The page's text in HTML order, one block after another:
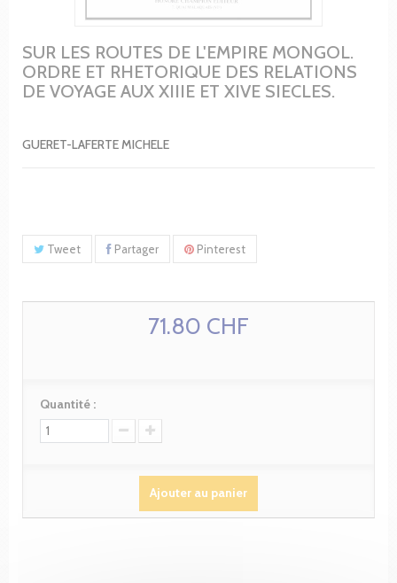
SUR LES ROUTES DE L'EMPIRE MONGOL.
ORDRE ET RHETORIQUE DES RELATIONS
DE VOYAGE AUX XIIIE ET XIVE SIECLES.
GUERET-LAFERTE MICHELE
Tweet Partager Pinterest
71.80 CHF
Quantité :
Ajouter au panier